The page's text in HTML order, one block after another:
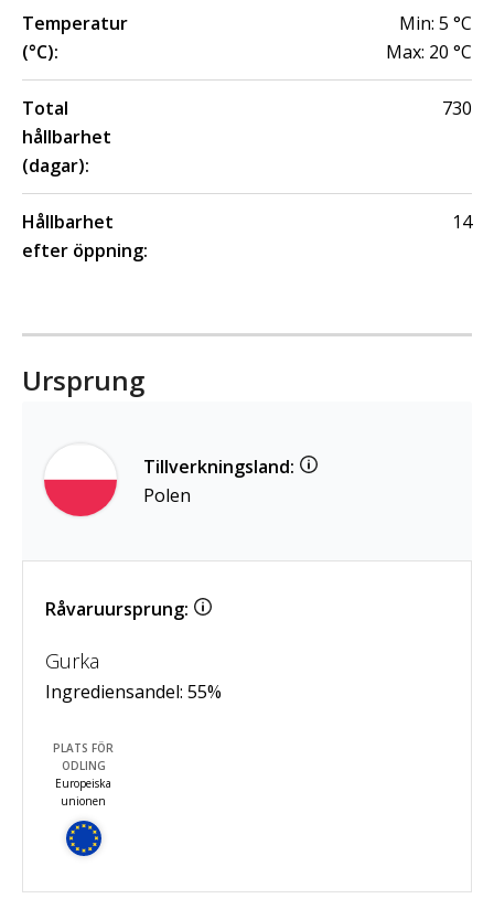
Temperatur
(°C):
Min: 5 °C
Max: 20 °C
Total
hållbarhet
(dagar):
730
Hållbarhet
efter öppning:
14
Ursprung
Tillverkningsland:
Polen
Råvaruursprung:
Gurka
Ingrediensandel: 55%
PLATS FÖR
ODLING
Europeiska
unionen